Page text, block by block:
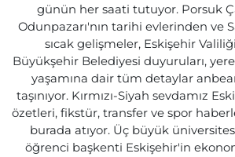
günün her saati tutuyor. Porsuk
Odunpazarı'nın tarihi evlerinden ve
sıcak gelişmeler, Eskişehir
Büyükşehir Belediyesi duyuruları,
yaşamına dair tüm detaylar
taşınıyor. Kırmızı-Siyah sevdamız
özetleri, fikstür, transfer ve spor
burada atıyor. Üç büyük
öğrenci başkenti Eskişehir'in